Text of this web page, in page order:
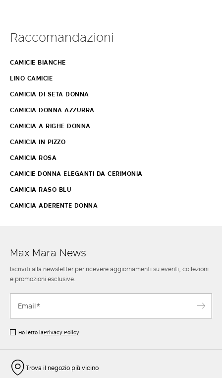
Raccomandazioni
CAMICIE BIANCHE
LINO CAMICIE
CAMICIA DI SETA DONNA
CAMICIA DONNA AZZURRA
CAMICIA A RIGHE DONNA
CAMICIA IN PIZZO
CAMICIA ROSA
CAMICIE DONNA ELEGANTI DA CERIMONIA
CAMICIA RASO BLU
CAMICIA ADERENTE DONNA
Max Mara News
Iscriviti alla newsletter per ricevere aggiornamenti su eventi, collezioni
e promozioni esclusive.
Ho letto laPrivacy Policy
Trova il negozio più vicino